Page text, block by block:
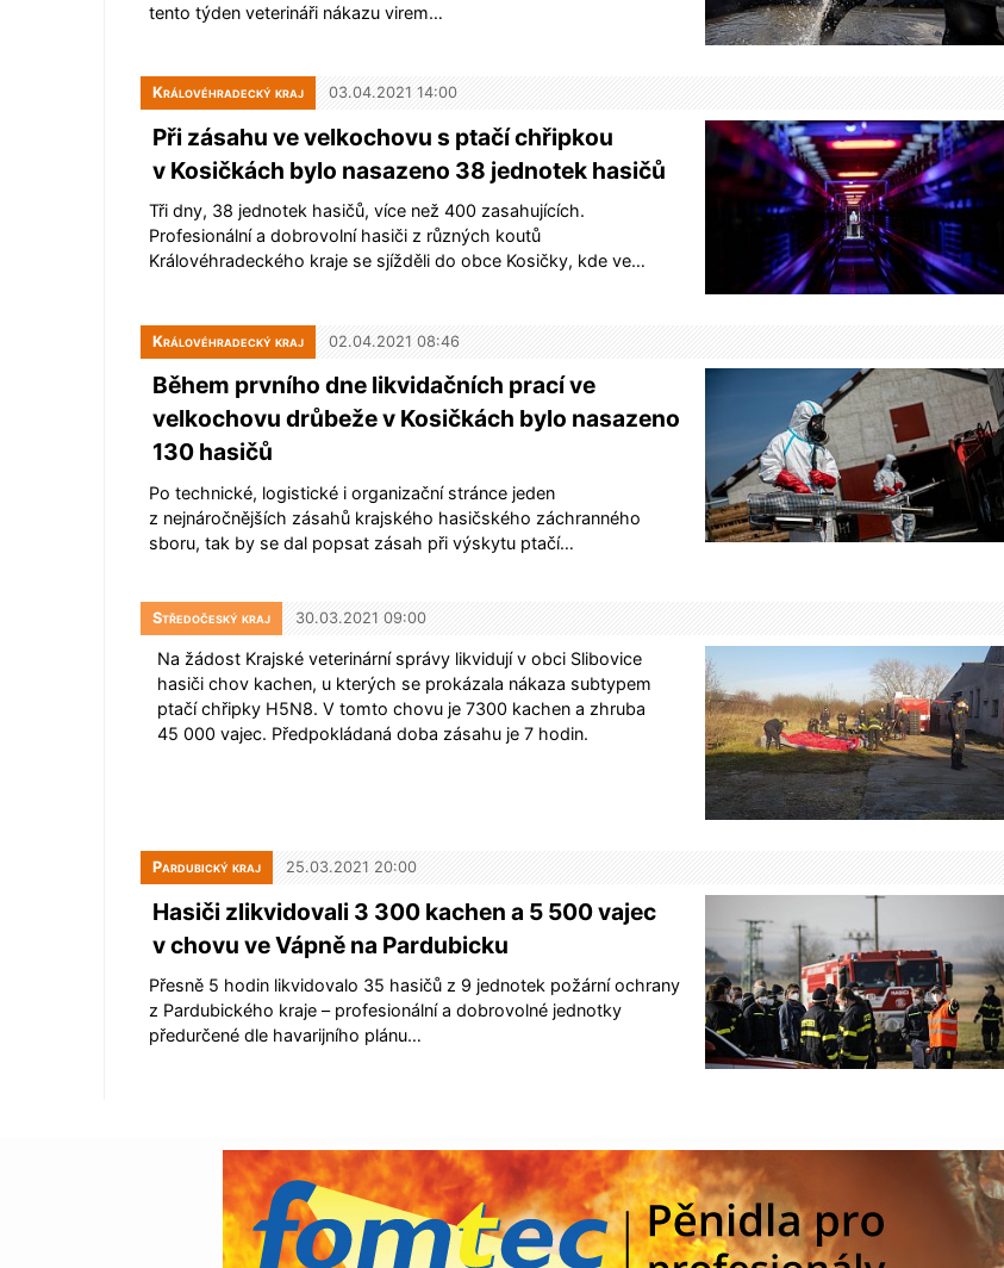
tento týden veterináři nákazu virem…
Královéhradecký kraj 03.04.2021 14:00
Při zásahu ve velkochovu s ptačí chřipkou
v Kosičkách bylo nasazeno 38 jednotek hasičů
Tři dny, 38 jednotek hasičů, více než 400 zasahujících.
Profesionální a dobrovolní hasiči z různých koutů
Královéhradeckého kraje se sjížděli do obce Kosičky, kde ve…
Královéhradecký kraj 02.04.2021 08:46
Během prvního dne likvidačních prací ve
velkochovu drůbeže v Kosičkách bylo nasazeno
130 hasičů
Po technické, logistické i organizační stránce jeden
z nejnáročnějších zásahů krajského hasičského záchranného
sboru, tak by se dal popsat zásah při výskytu ptačí…
Středočeský kraj 30.03.2021 09:00
Na žádost Krajské veterinární správy likvidují v obci Slibovice
hasiči chov kachen, u kterých se prokázala nákaza subtypem
ptačí chřipky H5N8. V tomto chovu je 7300 kachen a zhruba
45 000 vajec. Předpokládaná doba zásahu je 7 hodin.
Pardubický kraj 25.03.2021 20:00
Hasiči zlikvidovali 3 300 kachen a 5 500 vajec
v chovu ve Vápně na Pardubicku
Přesně 5 hodin likvidovalo 35 hasičů z 9 jednotek požární ochrany
z Pardubického kraje – profesionální a dobrovolné jednotky
předurčené dle havarijního plánu…